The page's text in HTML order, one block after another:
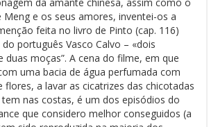
Meng e os seus amores, inventei-os a
feita no livro de Pinto (cap. 116)
português Vasco Calvo – «dois
duas moças”. A cena do filme, em que
uma bacia de água perfumada com
flores, a lavar as cicatrizes das chicotadas
nas costas, é um dos episódios do
que considero melhor conseguidos (a